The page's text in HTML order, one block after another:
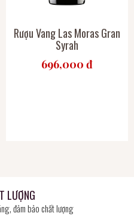
Rượu Vang Las Moras Gran
Syrah
696,000 đ
LƯỢNG
đảm bảo chất lượng